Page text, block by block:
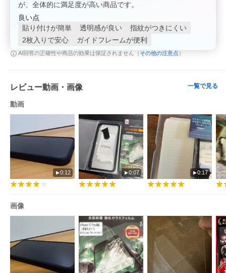
が、全体的に満足度が高い商品です。
良い点
貼り付けが簡単
透明感が良い
指紋がつきにくい
2枚入りで安心
ガイドフレームが便利
AI回答の正確性や商品の効果は保証されません（ その他の注意点 ）
レビュー動画・画像 一覧で見る
動画
0:12 0:07 0:17
画像